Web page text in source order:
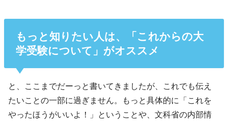
もっと知りたい人は、「これからの大
学受験について」がオススメ
と、ここまでだーっと書いてきましたが、これでも伝え
たいことの一部に過ぎません。もっと具体的に「これを
やったほうがいいよ！」ということや、文科省の内部情